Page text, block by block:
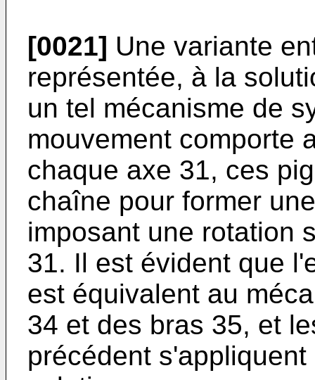
[0021] Une variante
représentée, à la
un tel mécanisme de
mouvement comporte
chaque axe 31, ces
chaîne pour former
imposant une rotation
31. Il est évident que
est équivalent au
34 et des bras 35, et
précédent